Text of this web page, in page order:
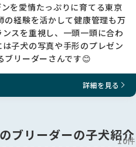
を愛情たっぷりに育てる東京
の経験を活かして健康管理も万
スを重視し、一頭一頭に合わ
子犬の写真や手形のプレゼン
ブリーダーさんです😊
詳細を見る
ブリーダーの子犬紹介
10件